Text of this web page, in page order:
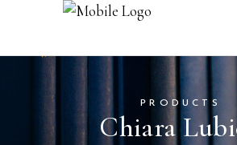
PRODUCTS
Chiara